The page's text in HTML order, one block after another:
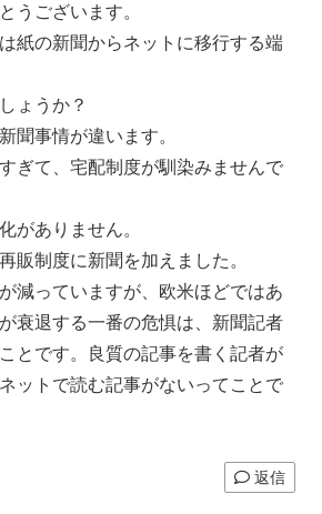
うございます。
紙の新聞からネットに移行する端
ょうか？
聞事情が違います。
ぎて、宅配制度が馴染みませんで
がありません。
販制度に新聞を加えました。
減っていますが、欧米ほどではあ
衰退する一番の危惧は、新聞記者
とです。良質の記事を書く記者が
ットで読む記事がないってことで
返信